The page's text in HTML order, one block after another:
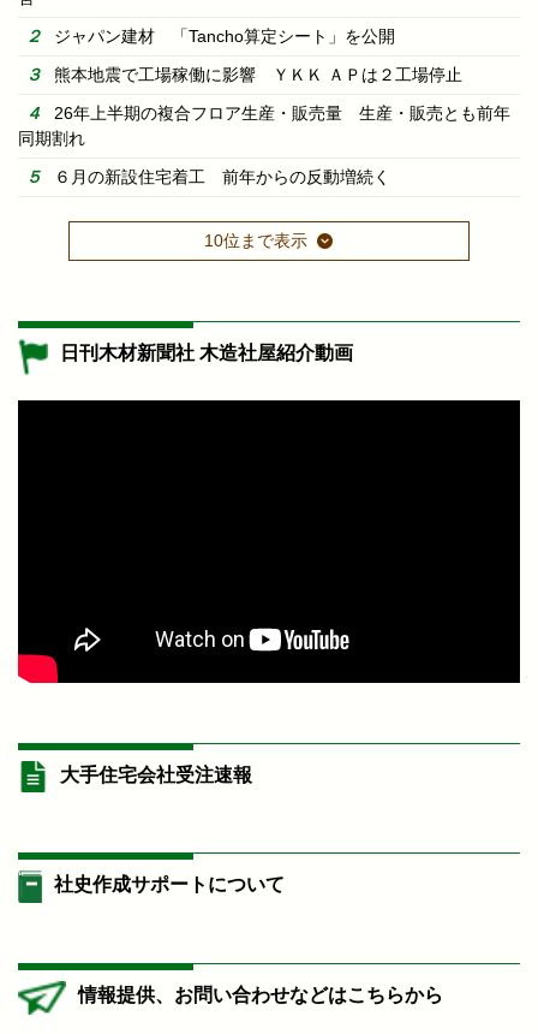
ジャパン建材 「Tancho算定シート」を公開
熊本地震で工場稼働に影響 ＹＫＫ ＡＰは２工場停止
26年上半期の複合フロア生産・販売量 生産・販売とも前年
同期割れ
６月の新設住宅着工 前年からの反動増続く
10位まで表示
日刊木材新聞社 木造社屋紹介動画
大手住宅会社受注速報
社史作成サポートについて
情報提供、お問い合わせなどはこちらから